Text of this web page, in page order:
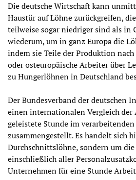
Die deutsche Wirtschaft kann
Haustür auf Löhne zurückgreifen,
teilweise sogar niedriger sind als in
wiederum, um in ganz Europa die
indem sie Teile der Produktion
oder osteuropäische Arbeiter über
zu Hungerlöhnen in Deutschland
Der Bundesverband der deutschen
einen internationalen Vergleich der
geleistete Stunde im verarbeitenden
zusammengestellt. Es handelt sich
Durchschnittslöhne, sondern um die
einschließlich aller
Unternehmen für eine Stunde